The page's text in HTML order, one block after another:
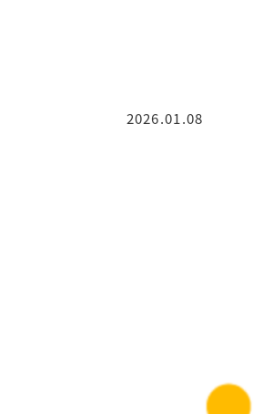
投稿日
2026.01.08